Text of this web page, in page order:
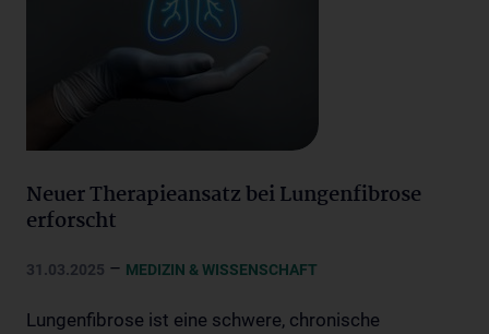
Neuer Therapieansatz bei Lungenfibrose
erforscht
31.03.2025 – MEDIZIN & WISSENSCHAFT
Lungenfibrose ist eine schwere, chronische